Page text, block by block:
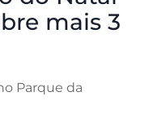
mais 3
Parque da